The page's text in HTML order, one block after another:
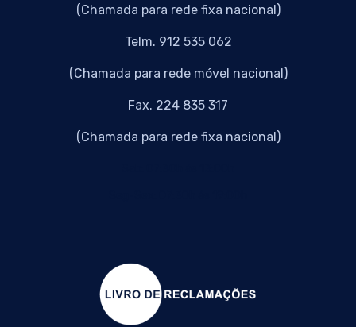
(Chamada para rede fixa nacional)
Telm. 912 535 062
(Chamada para rede móvel nacional)
Fax. 224 835 317
(Chamada para rede fixa nacional)